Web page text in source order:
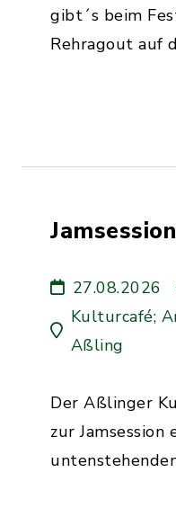
gibt´s beim
Rehragout auf
Jamsession
27.08.2026
Kulturcafé;
Aßling
Der Aßlinger
zur